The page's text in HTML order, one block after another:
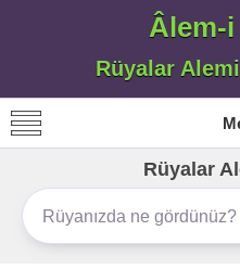
Âlem-i
Rüyalar
Rüyalar